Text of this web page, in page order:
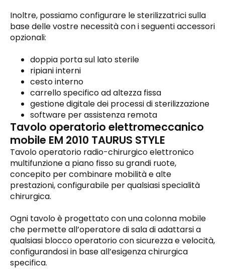
Inoltre, possiamo configurare le sterilizzatrici sulla
base delle vostre necessità con i seguenti accessori
opzionali:
doppia porta sul lato sterile
ripiani interni
cesto interno
carrello specifico ad altezza fissa
gestione digitale dei processi di sterilizzazione
software per assistenza remota
Tavolo operatorio elettromeccanico
mobile EM 2010 TAURUS STYLE
Tavolo operatorio radio-chirurgico elettronico
multifunzione a piano fisso su grandi ruote,
concepito per combinare mobilità e alte
prestazioni, configurabile per qualsiasi specialità
chirurgica.
Ogni tavolo è progettato con una colonna mobile
che permette all’operatore di sala di adattarsi a
qualsiasi blocco operatorio con sicurezza e velocità,
configurandosi in base all’esigenza chirurgica
specifica.